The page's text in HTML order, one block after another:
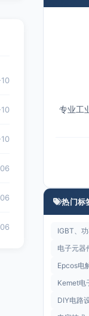
专业工
热门标
IGBT、
电子元器
Epcos电
Kemet电
DIY电路